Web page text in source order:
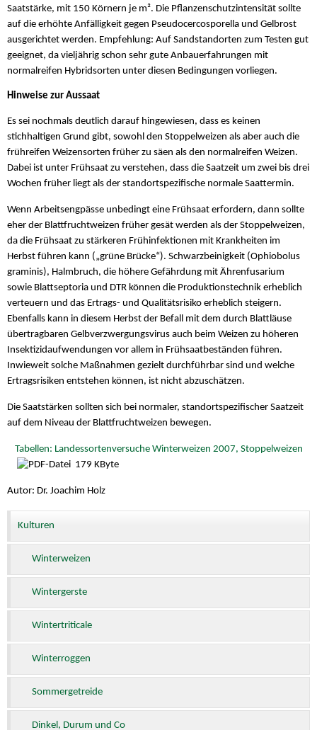
Saatstärke, mit 150 Körnern je m². Die Pflanzenschutzintensität sollte
auf die erhöhte Anfälligkeit gegen Pseudocercosporella und Gelbrost
ausgerichtet werden. Empfehlung: Auf Sandstandorten zum Testen gut
geeignet, da vieljährig schon sehr gute Anbauerfahrungen mit
normalreifen Hybridsorten unter diesen Bedingungen vorliegen.
Hinweise zur Aussaat
Es sei nochmals deutlich darauf hingewiesen, dass es keinen
stichhaltigen Grund gibt, sowohl den Stoppelweizen als aber auch die
frühreifen Weizensorten früher zu säen als den normalreifen Weizen.
Dabei ist unter Frühsaat zu verstehen, dass die Saatzeit um zwei bis drei
Wochen früher liegt als der standortspezifische normale Saattermin.
Wenn Arbeitsengpässe unbedingt eine Frühsaat erfordern, dann sollte
eher der Blattfruchtweizen früher gesät werden als der Stoppelweizen,
da die Frühsaat zu stärkeren Frühinfektionen mit Krankheiten im
Herbst führen kann („grüne Brücke“). Schwarzbeinigkeit (Ophiobolus
graminis), Halmbruch, die höhere Gefährdung mit Ährenfusarium
sowie Blattseptoria und DTR können die Produktionstechnik erheblich
verteuern und das Ertrags- und Qualitätsrisiko erheblich steigern.
Ebenfalls kann in diesem Herbst der Befall mit dem durch Blattläuse
übertragbaren Gelbverzwergungsvirus auch beim Weizen zu höheren
Insektizidaufwendungen vor allem in Frühsaatbeständen führen.
Inwieweit solche Maßnahmen gezielt durchführbar sind und welche
Ertragsrisiken entstehen können, ist nicht abzuschätzen.
Die Saatstärken sollten sich bei normaler, standortspezifischer Saatzeit
auf dem Niveau der Blattfruchtweizen bewegen.
Tabellen: Landessortenversuche Winterweizen 2007, Stoppelweizen
179 KByte
Autor: Dr. Joachim Holz
Kulturen
Winterweizen
Wintergerste
Wintertriticale
Winterroggen
Sommergetreide
Dinkel, Durum und Co